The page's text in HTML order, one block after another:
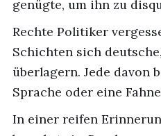
genügte, um ihn zu
Rechte Politiker
Schichten sich
überlagern. Jede
Sprache oder eine
In einer reifen